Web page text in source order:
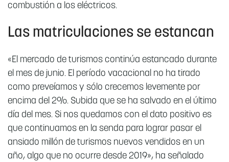
combustión a los eléctricos.
Las matriculaciones se estancan
«El mercado de turismos continúa estancado durante
el mes de junio. El período vacacional no ha tirado
como preveíamos y sólo crecemos levemente por
encima del 2%. Subida que se ha salvado en el último
día del mes. Si nos quedamos con el dato positivo es
que continuamos en la senda para lograr pasar el
ansiado millón de turismos nuevos vendidos en un
año, algo que no ocurre desde 2019», ha señalado